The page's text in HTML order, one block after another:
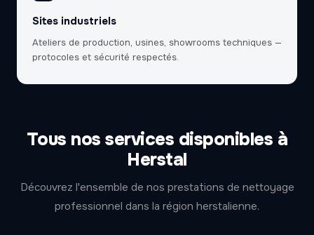
Sites industriels
Ateliers de production, usines, showrooms techniques —
protocoles et sécurité respectés.
Tous nos services disponibles à
Herstal
Découvrez l'ensemble de nos prestations de nettoyage
professionnel dans la région herstalienne.